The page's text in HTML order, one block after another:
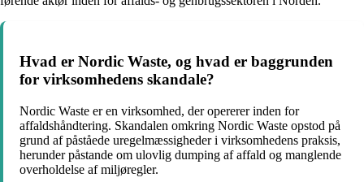
Hvad er Nordic Waste, og hvad er baggrunden
for virksomhedens skandale?
Nordic Waste er en virksomhed, der opererer inden for
affaldshåndtering. Skandalen omkring Nordic Waste opstod på
grund af påståede uregelmæssigheder i virksomhedens praksis,
herunder påstande om ulovlig dumping af affald og manglende
overholdelse af miljøregler.